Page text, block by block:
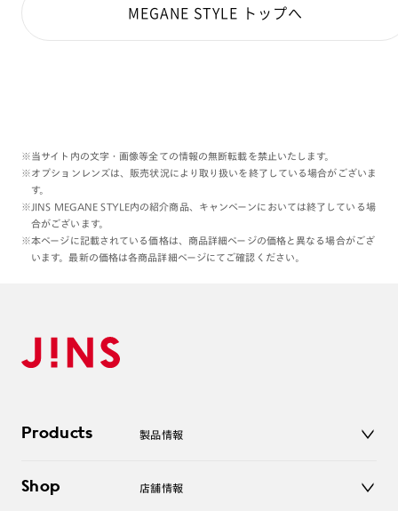
MEGANE STYLE トップへ
※当サイト内の文字・画像等全ての情報の無断転載を禁止いたします。
※オプションレンズは、販売状況により取り扱いを終了している場合がございま
す。
※JINS MEGANE STYLE内の紹介商品、キャンペーンにおいては終了している場
合がございます。
※本ページに記載されている価格は、商品詳細ページの価格と異なる場合がござ
います。最新の価格は各商品詳細ページにてご確認ください。
Products 製品情報
サングラス
Shop 店舗情報